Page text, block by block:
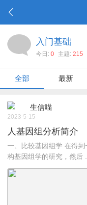
入门基础
今日: 0 主题: 215
全部 最新
生信喵
2023-5-15
人基因组分析简介
一、比较基因组学 在得
构基因组学的研究，然后 ...